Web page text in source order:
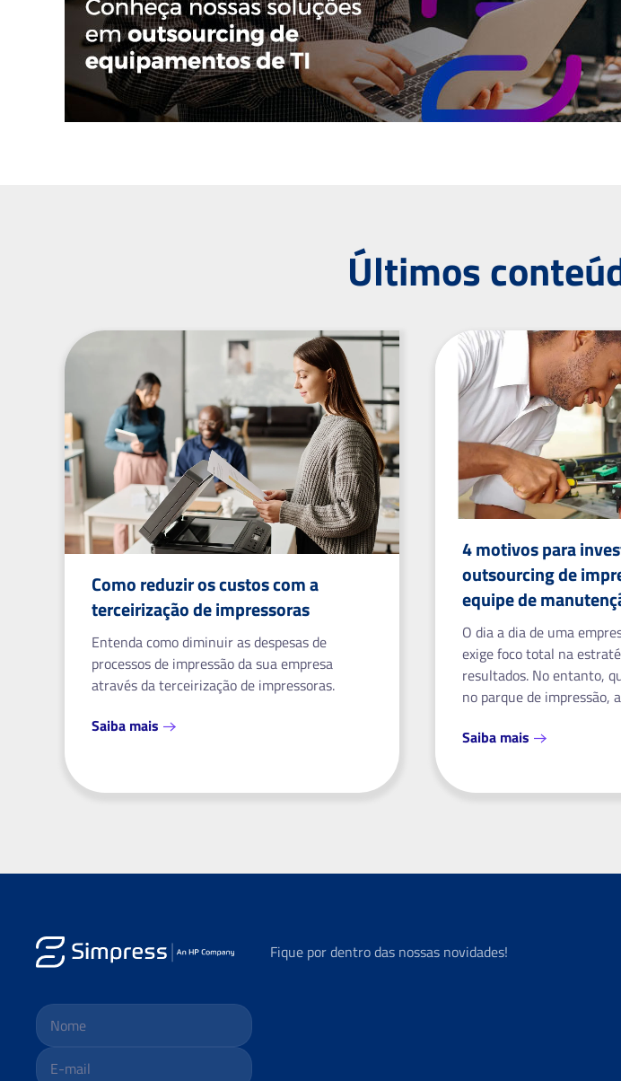
Últimos
Como reduzir os custos com a
terceirização de impressoras
Entenda como diminuir as despesas de
processos de impressão da sua empresa
através da terceirização de impressoras.
Saiba mais
4 motivos para
outsourcing de
equipe de
O dia a dia de uma
exige foco total na
resultados. No entanto,
no parque de impressão,
Saiba mais
Fique por dentro das nossas novidades!